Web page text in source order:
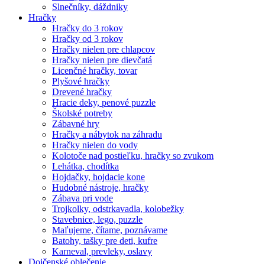
Slnečníky, dáždniky
Hračky
Hračky do 3 rokov
Hračky od 3 rokov
Hračky nielen pre chlapcov
Hračky nielen pre dievčatá
Licenčné hračky, tovar
Plyšové hračky
Drevené hračky
Hracie deky, penové puzzle
Školské potreby
Zábavné hry
Hračky a nábytok na záhradu
Hračky nielen do vody
Kolotoče nad postieľku, hračky so zvukom
Lehátka, chodítka
Hojdačky, hojdacie kone
Hudobné nástroje, hračky
Zábava pri vode
Trojkolky, odstrkavadla, kolobežky
Stavebnice, lego, puzzle
Maľujeme, čítame, poznávame
Batohy, tašky pre deti, kufre
Karneval, prevleky, oslavy
Dojčenské oblečenie